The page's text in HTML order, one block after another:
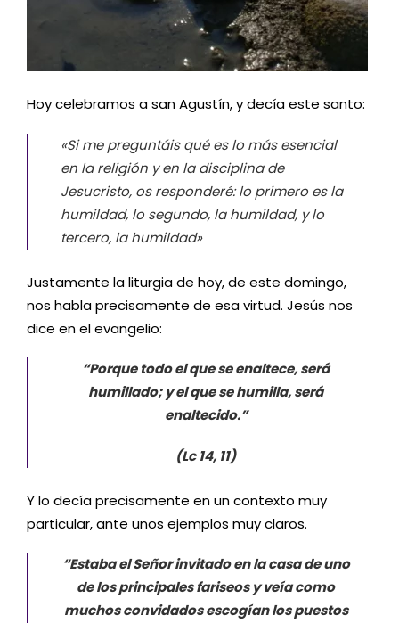
Hoy celebramos a san Agustín, y decía este santo:
«Si me preguntáis qué es lo más esencial
en la religión y en la disciplina de
Jesucristo, os responderé: lo primero es la
humildad, lo segundo, la humildad, y lo
tercero, la humildad»
Justamente la liturgia de hoy, de este domingo,
nos habla precisamente de esa virtud. Jesús nos
dice en el evangelio:
“Porque todo el que se enaltece, será
humillado; y el que se humilla, será
enaltecido.”
(Lc 14, 11)
Y lo decía precisamente en un contexto muy
particular, ante unos ejemplos muy claros.
“Estaba el Señor invitado en la casa de uno
de los principales fariseos y veía como
muchos convidados escogían los puestos